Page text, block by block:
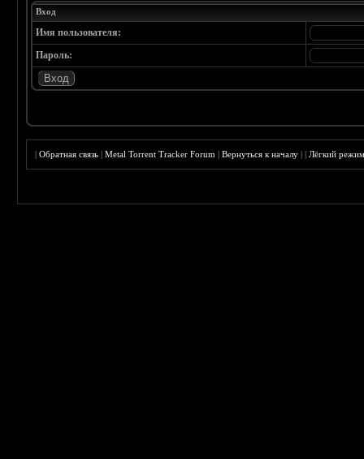
Вход
Имя пользователя:
Пароль:
|Обратная связь |Metal Torrent Tracker Forum |Вернуться к началу ||Лёгкий